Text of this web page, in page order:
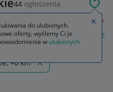
44 ogłoszenia
Sportowe
męskie buty sportowe
+0 km
do ulubionych.
oferty, wyślemy Ci je
w ulubionych